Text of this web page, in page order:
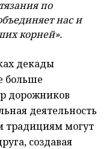
по
нас и
корней».
декады
больше
дорожников
деятельность
традициям могут
создавая